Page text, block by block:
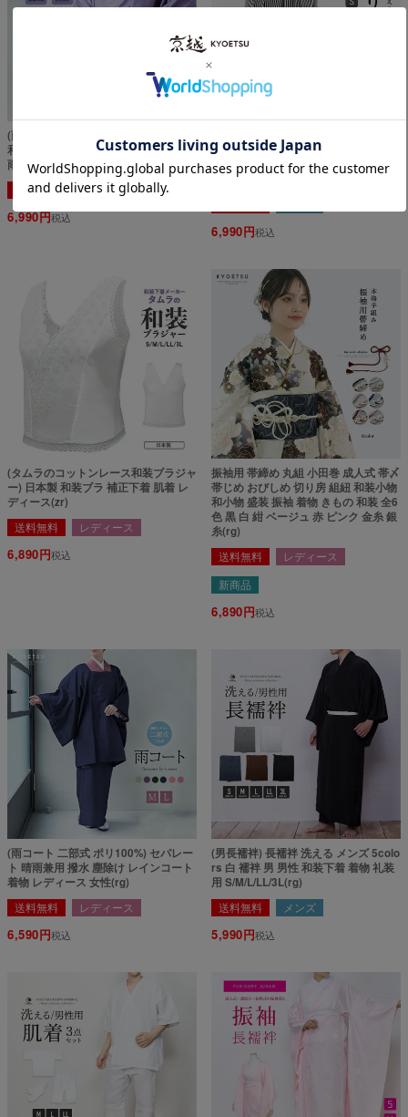
(雨コート 新) 雨コート 着物 5colors
和装 和服 レディース 女性 和装コート
雨 コート レインコート M/L(rg)
送料無料 レディース
6,990 税込
はかま 紋付 紋付袴 和服 着物 剣道 居
合 弓道 成人式 卒業式 SS/S/M/L/LL (r
6,990 税込
(タムラのコットンレース和装ブラジャ
ー) 日本製 和装ブラ 補正下着 肌着 レ
ディース(zr)
送料無料 レディース
6,890 税込
振袖用 帯締め 丸組 小田巻 成人式 帯〆
帯じめ おびしめ 切り房 組紐 和装小物
和小物 盛装 振袖 着物 きもの 和装 全6
色 黒 白 紺 ベージュ 赤 ピンク 金糸 銀
糸(rg)
送料無料
レディース
新商品
6,890 税込
(雨コート 二部式 ポリ100%) セパレー
ト 晴雨兼用 撥水 塵除け レインコート
着物 レディース 女性(rg)
送料無料 レディース
6,590 税込
(男長襦袢) 長襦袢 洗える メンズ 5colo
rs 白 襦袢 男 男性 和装下着 着物 礼装
用 S/M/L/LL/3L(rg)
送料無料 メンズ
5,990 税込